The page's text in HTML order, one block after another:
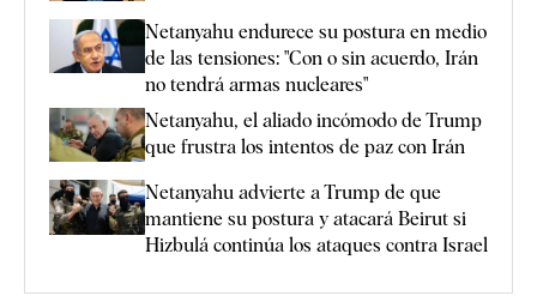
Netanyahu endurece su postura en medio
de las tensiones: "Con o sin acuerdo, Irán
no tendrá armas nucleares"
Netanyahu, el aliado incómodo de Trump
que frustra los intentos de paz con Irán
Netanyahu advierte a Trump de que
mantiene su postura y atacará Beirut si
Hizbulá continúa los ataques contra Israel